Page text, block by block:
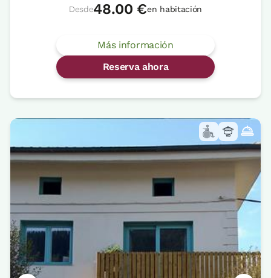
Desde48.00 €en habitación
Más información
Reserva ahora